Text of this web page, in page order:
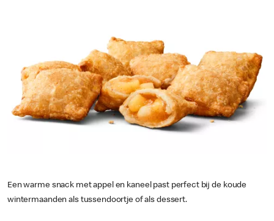
Een warme snack met appel en kaneel past perfect bij de koude
wintermaanden als tussendoortje of als dessert.